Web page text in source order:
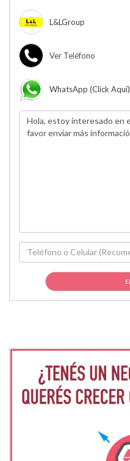
L&LGroup
Ver Teléfono
WhatsApp (click Aquí)